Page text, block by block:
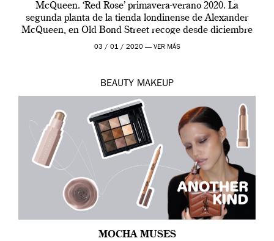
McQueen. ‘Red Rose’ primavera-verano 2020. La
segunda planta de la tienda londinense de Alexander
McQueen, en Old Bond Street recoge desde diciembre
de 2019 hasta final de abril […]
03 / 01 / 2020 — VER MÁS
BEAUTY MAKEUP
MOCHA MUSES